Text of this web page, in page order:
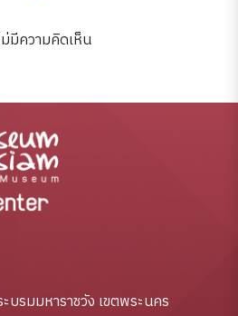
มีความคิดเห็น
รมมหาราชวัง เขตพระนคร